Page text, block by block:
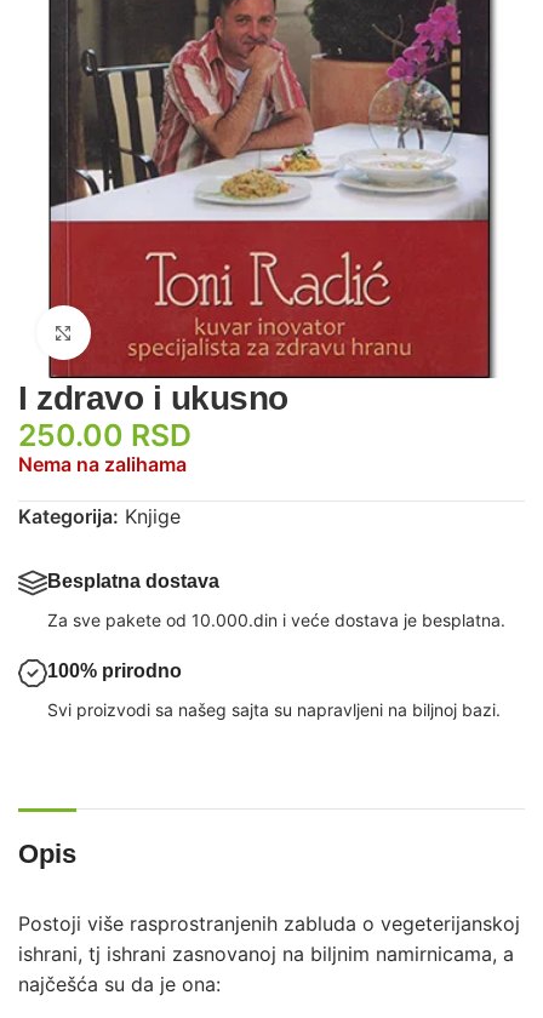
Zumiraj sliku
I zdravo i ukusno
250.00 RSD
Nema na zalihama
Kategorija: Knjige
Besplatna dostava
Za sve pakete od 10.000.din i veće dostava je besplatna.
100% prirodno
Svi proizvodi sa našeg sajta su napravljeni na biljnoj bazi.
Opis
Postoji više rasprostranjenih zabluda o vegeterijanskoj
ishrani, tj ishrani zasnovanoj na biljnim namirnicama, a
najčešća su da je ona: